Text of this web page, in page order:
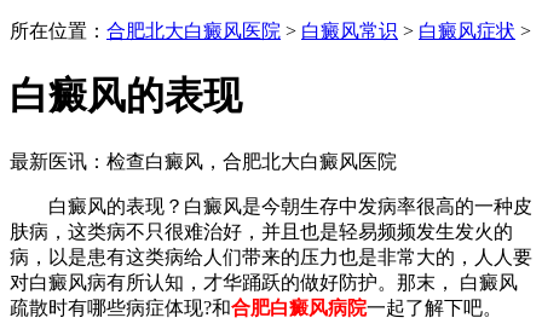
所在位置： 合肥北大白癜风医院 > 白癜风常识 > 白癜风症状 >
白癜风的表现
最新医讯：检查白癜风，合肥北大白癜风医院
白癜风的表现？白癜风是今朝生存中发病率很高的一种皮
肤病，这类病不只很难治好，并且也是轻易频频发生发火的
病，以是患有这类病给人们带来的压力也是非常大的，人人要
对白癜风病有所认知，才华踊跃的做好防护。那末， 白癜风
疏散时有哪些病症体现?和合肥白癜风病院一起了解下吧。